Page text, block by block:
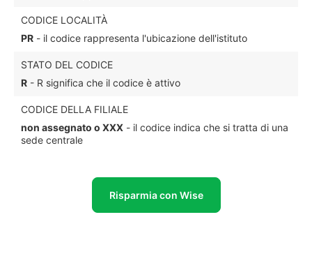
CODICE LOCALITÀ
PR - il codice rappresenta l'ubicazione dell'istituto
STATO DEL CODICE
R - R significa che il codice è attivo
CODICE DELLA FILIALE
non assegnato o XXX - il codice indica che si tratta di una
sede centrale
Risparmia con Wise